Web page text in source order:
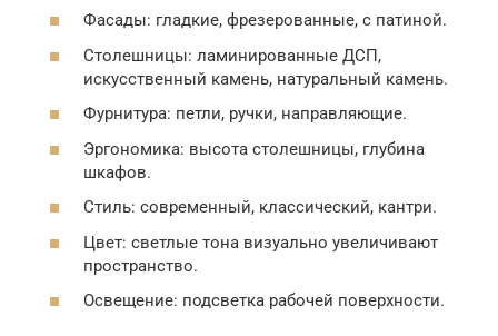
Фасады: гладкие, фрезерованные, с патиной.
Столешницы: ламинированные ДСП,
искусственный камень, натуральный камень.
Фурнитура: петли, ручки, направляющие.
Эргономика: высота столешницы, глубина
шкафов.
Стиль: современный, классический, кантри.
Цвет: светлые тона визуально увеличивают
пространство.
Освещение: подсветка рабочей поверхности.